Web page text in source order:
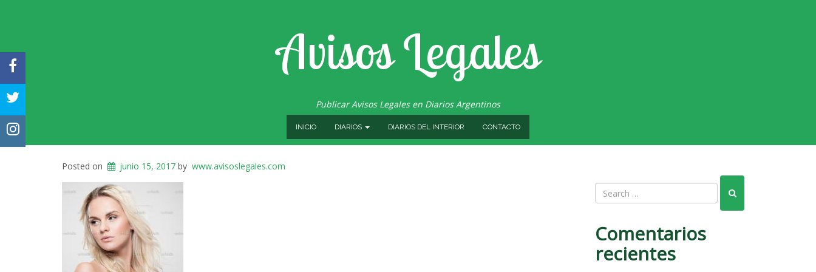
Avisos Legales
Publicar Avisos Legales en Diarios Argentinos
INICIO DIARIOS DIARIOS DEL INTERIOR CONTACTO
INSTAGRAM
Posted on junio 15, 2017 by www.avisoslegales.com
Comentarios
recientes